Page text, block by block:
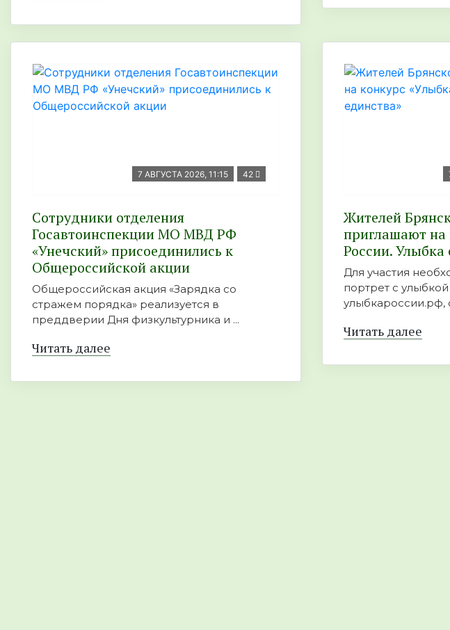
7 АВГУСТА 2026, 11:15 42
Сотрудники отделения
Госавтоинспекции МО МВД РФ
«Унечский» присоединились к
Общероссийской акции
Общероссийская акция «Зарядка со
стражем порядка» реализуется в
преддверии Дня физкультурника и ...
Читать далее
Жителей
приглашают на
России. Улыбка
Для участия
портрет с улыбкой
улыбкароссии.рф,
Читать далее